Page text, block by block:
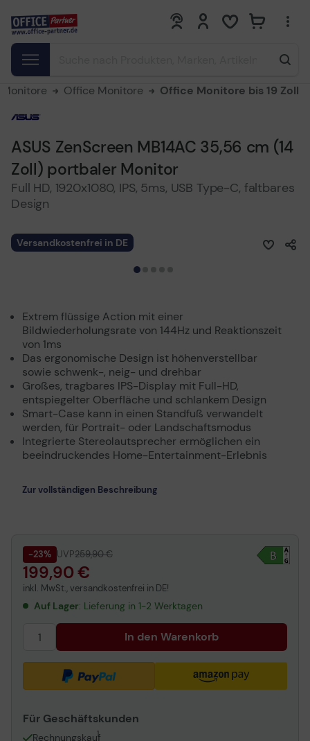
0 0
Monitore Office Monitore Office Monitore bis 19 Zoll
ASUS ZenScreen MB14AC 35,56 cm (14
Zoll) portbaler Monitor
Full HD, 1920x1080, IPS, 5ms, USB Type-C, faltbares
Design
Versandkostenfrei in DE
Extrem flüssige Action mit einer
Bildwiederholungsrate von 144Hz und Reaktionszeit
von 1ms
Das ergonomische Design ist höhenverstellbar
sowie schwenk-, neig- und drehbar
Großes, tragbares IPS-Display mit Full-HD,
entspiegelter Oberfläche und schlankem Design
Smart-Case kann in einen Standfuß verwandelt
werden, für Portrait- oder Landschaftsmodus
Integrierte Stereolautsprecher ermöglichen ein
beeindruckendes Home-Entertainment-Erlebnis
Zur vollständigen Beschreibung
-23% UVP259,90 €
199,90 €
inkl. MwSt., versandkostenfrei in DE!
Auf Lager: Lieferung in 1-2 Werktagen
In den Warenkorb
Für Geschäftskunden
Rechnungskauf
1